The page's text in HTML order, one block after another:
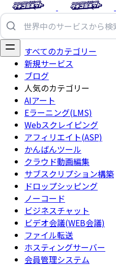
すべてのカテゴリー
新規サービス
ブログ
人気のカテゴリー
AIアート
Eラーニング(LMS)
Webスクレイピング
アフィリエイト(ASP)
かんばんツール
クラウド動画編集
サブスクリプション構築
ドロップシッピング
ノーコード
ビジネスチャット
ビデオ会議(WEB会議)
ファイル転送
ホスティングサーバー
会員管理システム